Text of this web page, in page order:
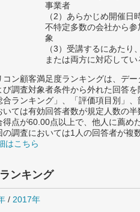
事業者
（2）あらかじめ開催日
不特定多数の会社から
象
（3）受講するにあたり
または両方に対応してい
ン顧客満足度ランキングは、デー
調査対象者条件から外れた回答を
ランキング」、「評価項目別」
いては有効回答者数が規定人数の
点が60.00点以上で、他人に薦め
調査においては1人の回答者が複
はこちら
ンキング
/ 2017年